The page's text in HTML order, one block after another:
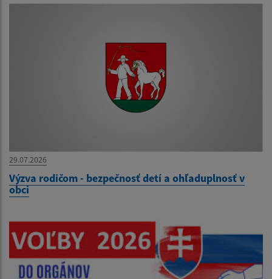
29.07.2026
Výzva rodičom - bezpečnosť detí a ohľaduplnosť v
obci